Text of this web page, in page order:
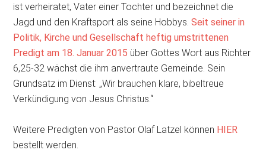
ist verheiratet, Vater einer Tochter und bezeichnet die
Jagd und den Kraftsport als seine Hobbys.Seit seiner in
Politik, Kirche und Gesellschaft heftig umstrittenen
Predigt am 18. Januar 2015 über Gottes Wort aus Richter
6,25-32 wächst die ihm anvertraute Gemeinde. Sein
Grundsatz im Dienst: „Wir brauchen klare, bibeltreue
Verkündigung von Jesus Christus.“
Weitere Predigten von Pastor Olaf Latzel können HIER
bestellt werden.